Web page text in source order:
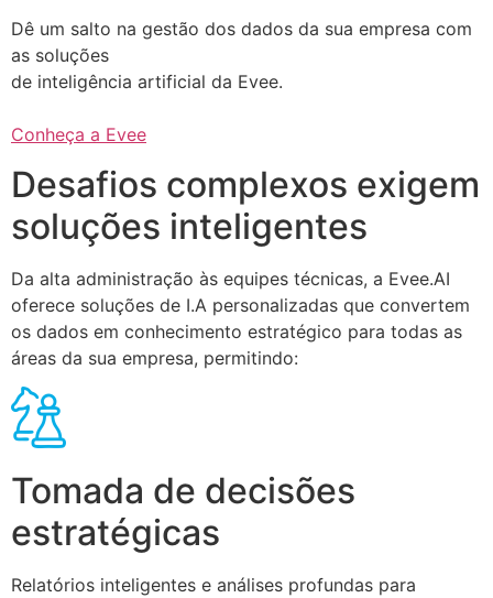
Dê um salto na gestão dos dados da sua empresa com
as soluções
de inteligência artificial da Evee.
Conheça a Evee
Desafios complexos exigem
soluções inteligentes
Da alta administração às equipes técnicas, a Evee.AI
oferece soluções de I.A personalizadas que convertem
os dados em conhecimento estratégico para todas as
áreas da sua empresa, permitindo:
Tomada de decisões
estratégicas
Relatórios inteligentes e análises profundas para